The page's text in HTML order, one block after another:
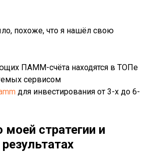
похоже, что я нашёл свою
ПАММ-счёта находятся в ТОПе
сервисом
для инвестирования от 3-х до 6-
стратегии и